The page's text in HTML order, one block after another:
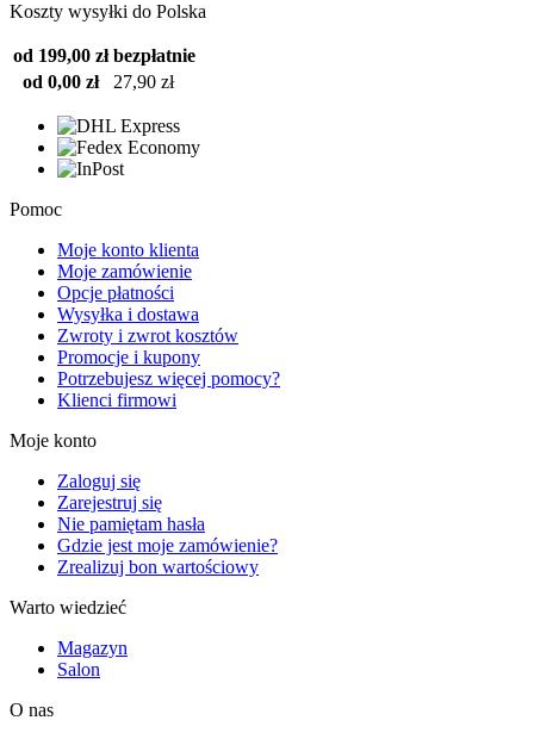
Koszty wysyłki do Polska
od 199,00 zł bezpłatnie
od 0,00 zł
27,90 zł
Pomoc
Moje konto klienta
Moje zamówienie
Opcje płatności
Wysyłka i dostawa
Zwroty i zwrot kosztów
Promocje i kupony
Potrzebujesz więcej pomocy?
Klienci firmowi
Moje konto
Zaloguj się
Zarejestruj się
Nie pamiętam hasła
Gdzie jest moje zamówienie?
Zrealizuj bon wartościowy
Warto wiedzieć
Magazyn
Salon
O nas